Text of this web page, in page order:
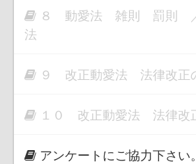
８ 動愛法 雑則 罰則
法
９ 改正動愛法 法律改正
１０ 改正動愛法 法律改
アンケートにご協力下さい。